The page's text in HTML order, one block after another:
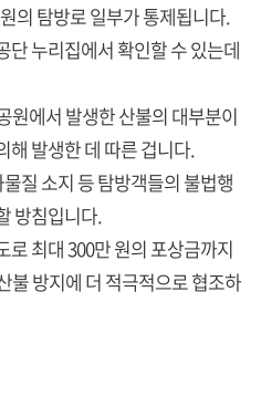
의 탐방로 일부가 통제됩니다.
단 누리집에서 확인할 수 있는데
원에서 발생한 산불의 대부분이
해 발생한 데 따른 겁니다.
질 소지 등 탐방객들의 불법행
방침입니다.
로 최대 300만 원의 포상금까지
불 방지에 더 적극적으로 협조하